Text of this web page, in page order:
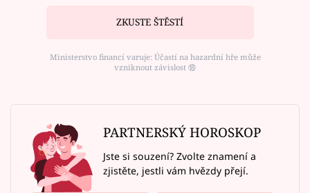
ZKUSTE ŠTĚSTÍ
Ministerstvo financí varuje: Účastí na hazardní hře může
vzniknout závislost ⑱
PARTNERSKÝ HOROSKOP
Jste si souzení? Zvolte znamení a
zjistěte, jestli vám hvězdy přejí.